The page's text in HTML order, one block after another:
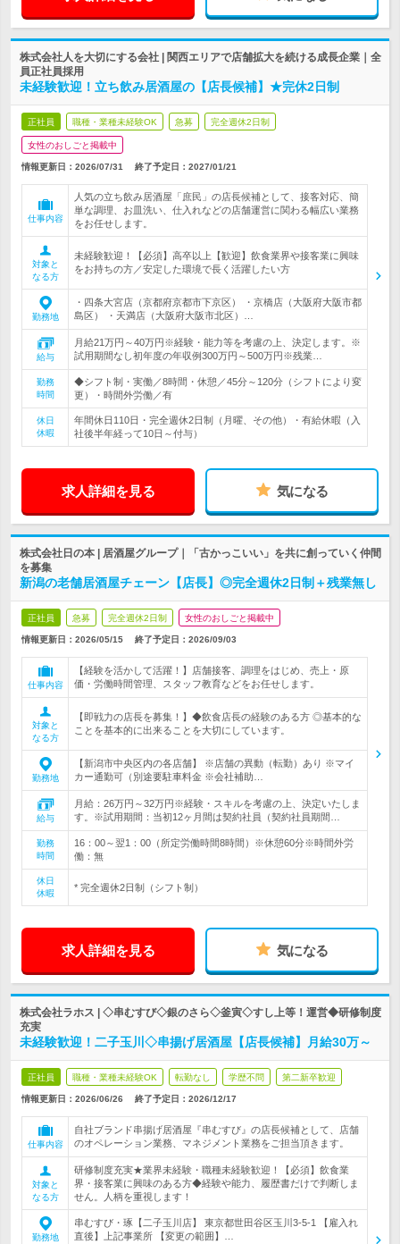
株式会社人を大切にする会社 | 関西エリアで店舗拡大を続ける成長企業｜全
員正社員採用
未経験歓迎！立ち飲み居酒屋の【店長候補】★完休2日制
正社員 職種・業種未経験OK 急募 完全週休2日制
女性のおしごと掲載中
情報更新日：2026/07/31 終了予定日： 2027/01/21
仕事内容
人気の立ち飲み居酒屋「庶民」の店長候補として、接客対応、簡
単な調理、お皿洗い、仕入れなどの店舗運営に関わる幅広い業務
をお任せします。
対象と
なる方
未経験歓迎！【必須】高卒以上【歓迎】飲食業界や接客業に興味
をお持ちの方／安定した環境で長く活躍したい方
勤務地
・四条大宮店（京都府京都市下京区） ・京橋店（大阪府大阪市都
島区） ・天満店（大阪府大阪市北区）…
給与
月給21万円～40万円※経験・能力等を考慮の上、決定します。※
試用期間なし初年度の年収例300万円～500万円※残業…
勤務
時間
◆シフト制・実働／8時間・休憩／45分～120分（シフトにより変
更）・時間外労働／有
休日
休暇
年間休日110日・完全週休2日制（月曜、その他）・有給休暇（入
社後半年経って10日～付与）
求人詳細を見る 気になる
株式会社日の本 | 居酒屋グループ｜「古かっこいい」を共に創っていく仲間
を募集
新潟の老舗居酒屋チェーン【店長】◎完全週休2日制＋残業無し
正社員 急募 完全週休2日制 女性のおしごと掲載中
情報更新日：2026/05/15 終了予定日： 2026/09/03
仕事内容
【経験を活かして活躍！】店舗接客、調理をはじめ、売上・原
価・労働時間管理、スタッフ教育などをお任せします。
対象と
なる方
【即戦力の店長を募集！】◆飲食店長の経験のある方 ◎基本的な
ことを基本的に出来ることを大切にしています。
勤務地
【新潟市中央区内の各店舗】 ※店舗の異動（転勤）あり ※マイ
カー通勤可（別途要駐車料金 ※会社補助…
給与
月給：26万円～32万円※経験・スキルを考慮の上、決定いたしま
す。※試用期間：当初12ヶ月間は契約社員（契約社員期間…
勤務
時間
16：00～翌1：00（所定労働時間8時間）※休憩60分※時間外労
働：無
休日
休暇
* 完全週休2日制（シフト制）
求人詳細を見る 気になる
株式会社ラホス | ◇串むすび◇銀のさら◇釜寅◇すし上等！運営◆研修制度
充実
未経験歓迎！二子玉川◇串揚げ居酒屋【店長候補】月給30万～
正社員 職種・業種未経験OK 転勤なし 学歴不問 第二新卒歓迎
情報更新日：2026/06/26 終了予定日： 2026/12/17
仕事内容
自社ブランド串揚げ居酒屋『串むすび』の店長候補として、店舗
のオペレーション業務、マネジメント業務をご担当頂きます。
対象と
なる方
研修制度充実★業界未経験・職種未経験歓迎！【必須】飲食業
界・接客業に興味のある方◆経験や能力、履歴書だけで判断しま
せん。人柄を重視します！
勤務地
串むすび・琢【二子玉川店】 東京都世田谷区玉川3-5-1 【雇入れ
直後】上記事業所 【変更の範囲】…